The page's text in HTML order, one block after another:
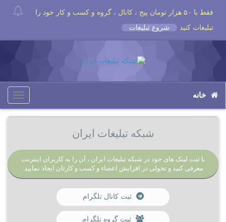
فقط با ۵۰ هزار تومان پیج ، کانال ، گروه و کسب و کار خود را
تبلیغات کنید
شروع تبلیغات
Toggle
خانه
شبکه تبلیغات ایران
با ثبت لینک های خود در شبکه تبلیغات ایران ، آن را به کاربران اینترنت
معرفی کنید و تحولی در افزایش اعضاء و کسب و کارتان ایجاد نمایید.
ثبت کانال تلگرام
ثبت گروه تلگرام